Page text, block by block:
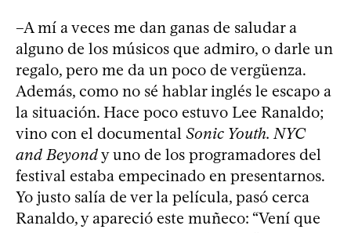
–A mí a veces me dan ganas de saludar a
alguno de los músicos que admiro, o darle un
regalo, pero me da un poco de vergüenza.
Además, como no sé hablar inglés le escapo a
la situación. Hace poco estuvo Lee Ranaldo;
vino con el documental Sonic Youth. NYC
and Beyondy uno de los programadores del
festival estaba empecinado en presentarnos.
Yo justo salía de ver la película, pasó cerca
Ranaldo, y apareció este muñeco: “Vení que